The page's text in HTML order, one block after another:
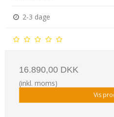
2-3 dage
16.890,00 DKK
(inkl. moms)
Vis